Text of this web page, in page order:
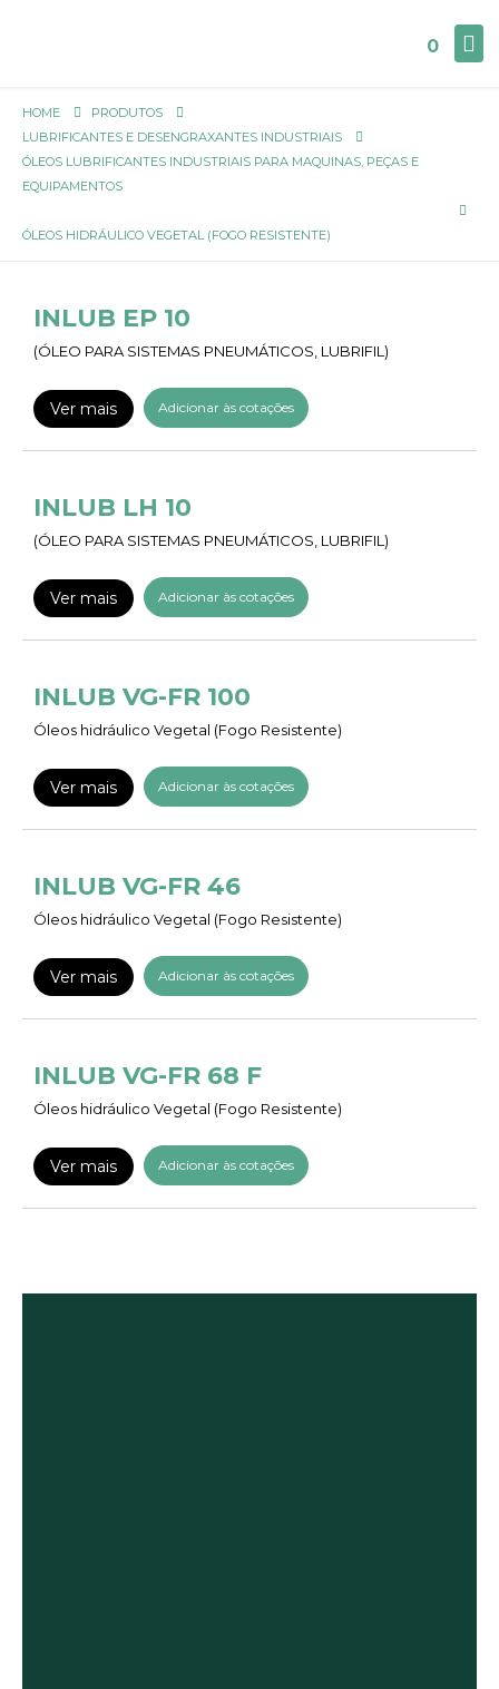
0
HOME
PRODUTOS
LUBRIFICANTES E DESENGRAXANTES INDUSTRIAIS
ÓLEOS LUBRIFICANTES INDUSTRIAIS PARA MAQUINAS, PEÇAS E
EQUIPAMENTOS
ÓLEOS HIDRÁULICO VEGETAL (FOGO RESISTENTE)
INLUB EP 10
(ÓLEO PARA SISTEMAS PNEUMÁTICOS, LUBRIFIL)
Ver mais Adicionar às cotações
INLUB LH 10
(ÓLEO PARA SISTEMAS PNEUMÁTICOS, LUBRIFIL)
Ver mais Adicionar às cotações
INLUB VG-FR 100
Óleos hidráulico Vegetal (Fogo Resistente)
Ver mais Adicionar às cotações
INLUB VG-FR 46
Óleos hidráulico Vegetal (Fogo Resistente)
Ver mais Adicionar às cotações
INLUB VG-FR 68 F
Óleos hidráulico Vegetal (Fogo Resistente)
Ver mais Adicionar às cotações